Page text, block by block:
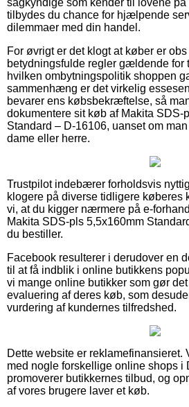
tilbydes du chance for hjælpende
dilemmaer med din handel.
For øvrigt er det klogt at køber er
betydningsfulde regler gældende for
hvilken ombytningspolitik shoppen
sammenhæng er det virkelig
bevarer ens købsbekræftelse, så
dokumentere sit køb af Makita SDS-
Standard – D-16106, uanset om
dame eller herre.
Trustpilot indebærer forholdsvis
klogere på diverse tidligere køberes
vi, at du kigger nærmere på e-
Makita SDS-pls 5,5x160mm
du bestiller.
Facebook resulterer i derudover en
til at få indblik i online butikkens
vi mange online butikker som gør
evaluering af deres køb, som
vurdering af kundernes tilfredshed.
Dette website er reklamefinansieret.
med nogle forskellige online shops i
promoverer butikkernes tilbud, og
af vores brugere laver et køb.